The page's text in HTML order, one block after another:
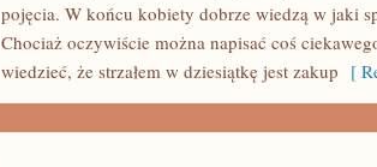
pojęcia. W końcu kobiety dobrze wiedzą w jaki
Chociaż oczywiście można napisać coś
wiedzieć, że strzałem w dziesiątkę jest zakup [